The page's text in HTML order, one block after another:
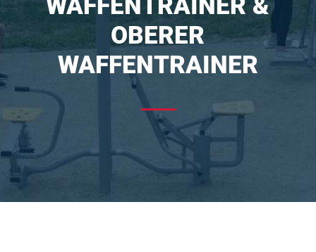
WAFFENTRAINER &
OBERER
WAFFENTRAINER